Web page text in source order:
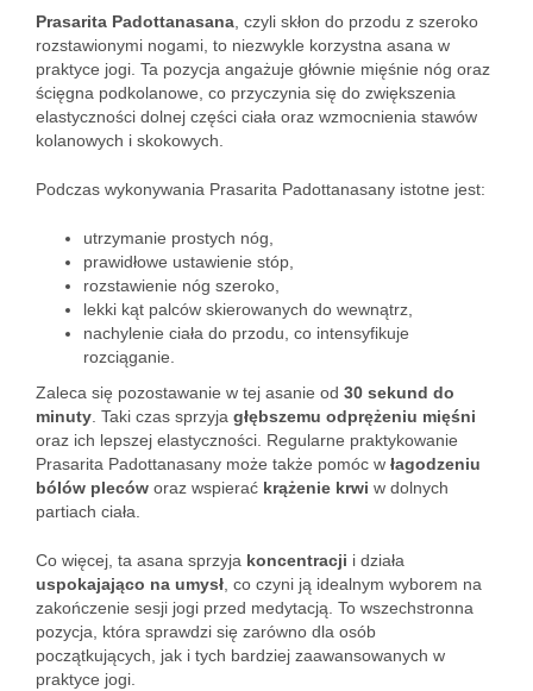
Prasarita Padottanasana , czyli skłon do przodu z szeroko
rozstawionymi nogami, to niezwykle korzystna asana w
praktyce jogi. Ta pozycja angażuje głównie mięśnie nóg oraz
ścięgna podkolanowe, co przyczynia się do zwiększenia
elastyczności dolnej części ciała oraz wzmocnienia stawów
kolanowych i skokowych.
Podczas wykonywania Prasarita Padottanasany istotne jest:
utrzymanie prostych nóg,
prawidłowe ustawienie stóp,
rozstawienie nóg szeroko,
lekki kąt palców skierowanych do wewnątrz,
nachylenie ciała do przodu, co intensyfikuje
rozciąganie.
Zaleca się pozostawanie w tej asanie od 30 sekund do
minuty . Taki czas sprzyja głębszemu odprężeniu mięśni
oraz ich lepszej elastyczności. Regularne praktykowanie
Prasarita Padottanasany może także pomóc w łagodzeniu
bólów pleców oraz wspierać krążenie krwi w dolnych
partiach ciała.
Co więcej, ta asana sprzyja koncentracji i działa
uspokajająco na umysł , co czyni ją idealnym wyborem na
zakończenie sesji jogi przed medytacją. To wszechstronna
pozycja, która sprawdzi się zarówno dla osób
początkujących, jak i tych bardziej zaawansowanych w
praktyce jogi.